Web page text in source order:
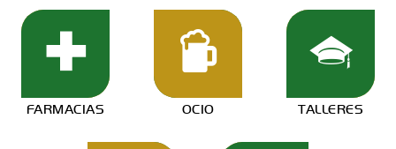
FARMACIAS OCIO TALLERES